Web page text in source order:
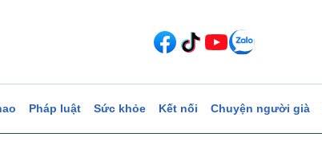
Pháp luật Sức khỏe Kết nối Chuyện người già